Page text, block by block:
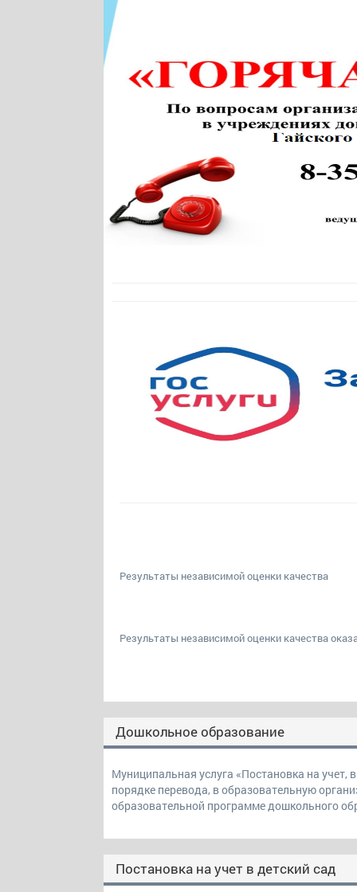
Результаты независимой оценки качества
Результаты независимой оценки качества
Дошкольное образование
Муниципальная услуга «Постановка на
порядке перевода, в образовательную
образовательной программе дошкольного
Постановка на учет в детский сад